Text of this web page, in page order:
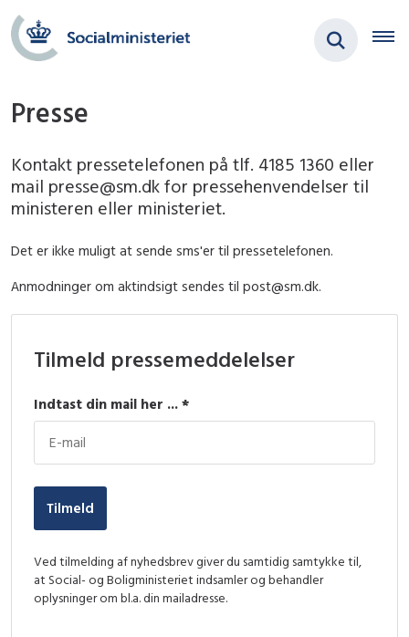
Presse
Kontakt pressetelefonen på tlf. 4185 1360 eller
mail presse@sm.dk for pressehenvendelser til
ministeren eller ministeriet.
Det er ikke muligt at sende sms'er til pressetelefonen.
Anmodninger om aktindsigt sendes til post@sm.dk.
Tilmeld pressemeddelelser
Indtast din mail her ... *
Tilmeld
Ved tilmelding af nyhedsbrev giver du samtidig samtykke til,
at Social- og Boligministeriet indsamler og behandler
oplysninger om bl.a. din mailadresse.